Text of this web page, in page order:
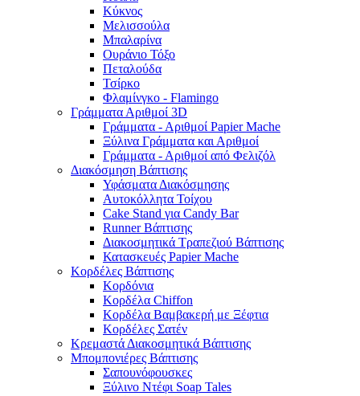
Κύκνος
Μελισσούλα
Μπαλαρίνα
Ουράνιο Τόξο
Πεταλούδα
Τσίρκο
Φλαμίνγκο - Flamingo
Γράμματα Αριθμοί 3D
Γράμματα - Αριθμοί Papier Mache
Ξύλινα Γράμματα και Αριθμοί
Γράμματα - Αριθμοί από Φελιζόλ
Διακόσμηση Βάπτισης
Υφάσματα Διακόσμησης
Αυτοκόλλητα Τοίχου
Cake Stand για Candy Bar
Runner Βάπτισης
Διακοσμητικά Τραπεζιού Βάπτισης
Κατασκευές Papier Mache
Κορδέλες Βάπτισης
Κορδόνια
Κορδέλα Chiffon
Κορδέλα Βαμβακερή με Ξέφτια
Κορδέλες Σατέν
Κρεμαστά Διακοσμητικά Βάπτισης
Μπομπονιέρες Βάπτισης
Σαπουνόφουσκες
Ξύλινο Ντέφι Soap Tales